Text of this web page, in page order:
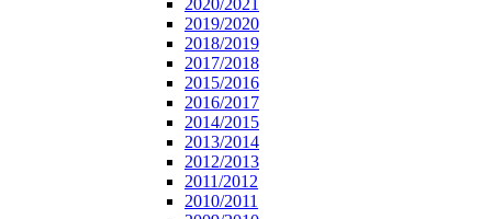
2020/2021
2019/2020
2018/2019
2017/2018
2015/2016
2016/2017
2014/2015
2013/2014
2012/2013
2011/2012
2010/2011